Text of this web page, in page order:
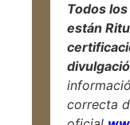
Todos
están
correcta